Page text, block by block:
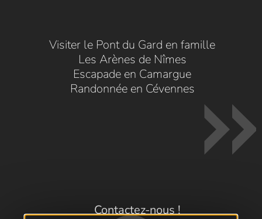
Visiter le Pont du Gard en famille
Les Arènes de Nîmes
Escapade en Camargue
Randonnée en Cévennes
Contactez-nous !